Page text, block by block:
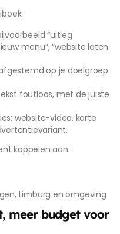
“uitleg
menu”, “website laten
op je doelgroep
foutloos, met de juiste
website-video, korte
koppelen aan:
Limburg en omgeving
meer budget voor